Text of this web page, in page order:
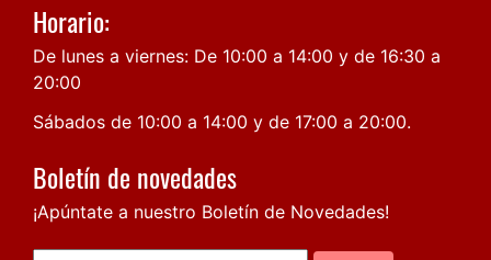
Horario:
De lunes a viernes: De 10:00 a 14:00 y de 16:30 a
20:00
Sábados de 10:00 a 14:00 y de 17:00 a 20:00.
Boletín de novedades
¡Apúntate a nuestro Boletín de Novedades!